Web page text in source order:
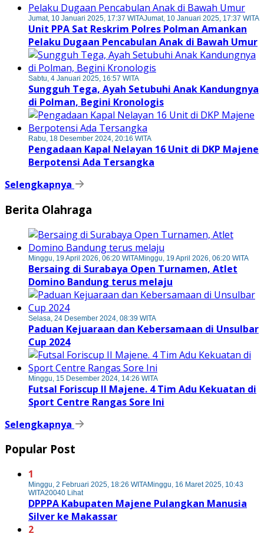
Jumat, 10 Januari 2025, 17:37 WITAJumat, 10 Januari 2025, 17:37 WITA
Unit PPA Sat Reskrim Polres Polman Amankan
Pelaku Dugaan Pencabulan Anak di Bawah Umur
Sabtu, 4 Januari 2025, 16:57 WITA
Sungguh Tega, Ayah Setubuhi Anak Kandungnya
di Polman, Begini Kronologis
Rabu, 18 Desember 2024, 20:16 WITA
Pengadaan Kapal Nelayan 16 Unit di DKP Majene
Berpotensi Ada Tersangka
Selengkapnya
Berita Olahraga
Minggu, 19 April 2026, 06:20 WITAMinggu, 19 April 2026, 06:20 WITA
Bersaing di Surabaya Open Turnamen, Atlet
Domino Bandung terus melaju
Selasa, 24 Desember 2024, 08:39 WITA
Paduan Kejuaraan dan Kebersamaan di Unsulbar
Cup 2024
Minggu, 15 Desember 2024, 14:26 WITA
Futsal Foriscup II Majene. 4 Tim Adu Kekuatan di
Sport Centre Rangas Sore Ini
Selengkapnya
Popular Post
1
Minggu, 2 Februari 2025, 18:26 WITAMinggu, 16 Maret 2025, 10:43
WITA20040 Lihat
DPPPA Kabupaten Majene Pulangkan Manusia
Silver ke Makassar
2